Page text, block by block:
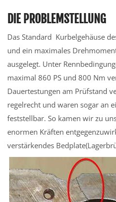
DIE PROBLEMSTELLUNG
Das Standard ­­ Kurbelgehäuse
und ein maximales
ausgelegt. Unter
maximal 860 PS und 800 Nm
Dauertestungen am Prüfstand
regelrecht und waren sogar an
feststellbar. So kamen wir zu
enormen Kräften
verstärkendes